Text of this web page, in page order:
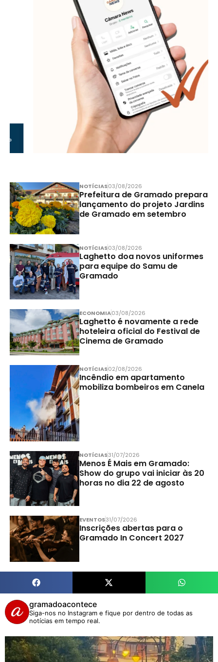
NOTÍCIAS03/08/2026
Prefeitura de Gramado prepara
lançamento do projeto Jardins
de Gramado em setembro
NOTÍCIAS03/08/2026
Laghetto doa novos uniformes
para equipe do Samu de
Gramado
ECONOMIA03/08/2026
Laghetto é novamente a rede
hoteleira oficial do Festival de
Cinema de Gramado
NOTÍCIAS02/08/2026
Incêndio em apartamento
mobiliza bombeiros em Canela
NOTÍCIAS31/07/2026
Menos É Mais em Gramado:
Show do grupo vai iniciar às 20
horas no dia 22 de agosto
EVENTOS31/07/2026
Inscrições abertas para o
Gramado In Concert 2027
gramadoacontece
Siga-nos no Instagram e fique por dentro de todas as
notícias em tempo real.